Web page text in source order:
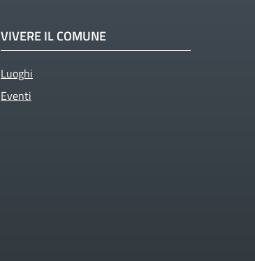
VIVERE IL COMUNE
Luoghi
Eventi